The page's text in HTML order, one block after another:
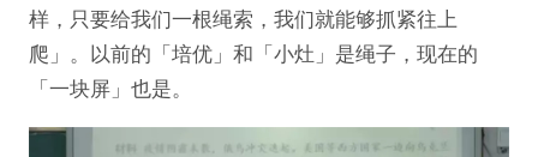
样，只要给我们一根绳索，我们就能够抓紧往上
爬」。以前的「培优」和「小灶」是绳子，现在的
「一块屏」也是。